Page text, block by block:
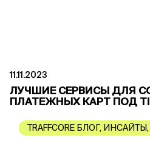
11.11.2023
ЛУЧШИЕ СЕРВИСЫ ДЛЯ
ПЛАТЕЖНЫХ КАРТ ПОД
TRAFFCORE БЛОГ, ИНСАЙТЫ ,